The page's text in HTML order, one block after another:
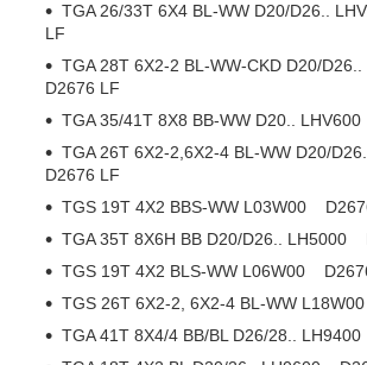
TGA 26/33T 6X4 BL-WW D20/D26..
LF
TGA 28T 6X2-2 BL-WW-CKD D20/
D2676 LF
TGA 35/41T 8X8 BB-WW D20..
TGA 26T 6X2-2,6X2-4 BL-WW D20/
D2676 LF
TGS 19T 4X2 BBS-WW L03W00
TGA 35T 8X6H BB D20/D26.. LH5000
TGS 19T 4X2 BLS-WW L06W00
TGS 26T 6X2-2, 6X2-4 BL-WW
TGA 41T 8X4/4 BB/BL D26/28..